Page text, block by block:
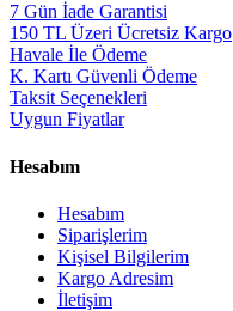
7 Gün İade Garantisi
150 TL Üzeri Ücretsiz Kargo
Havale İle Ödeme
K. Kartı Güvenli Ödeme
Taksit Seçenekleri
Uygun Fiyatlar
Hesabım
Hesabım
Siparişlerim
Kişisel Bilgilerim
Kargo Adresim
İletişim